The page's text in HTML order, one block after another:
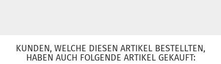
KUNDEN, WELCHE DIESEN ARTIKEL BESTELLTEN,
HABEN AUCH FOLGENDE ARTIKEL GEKAUFT: